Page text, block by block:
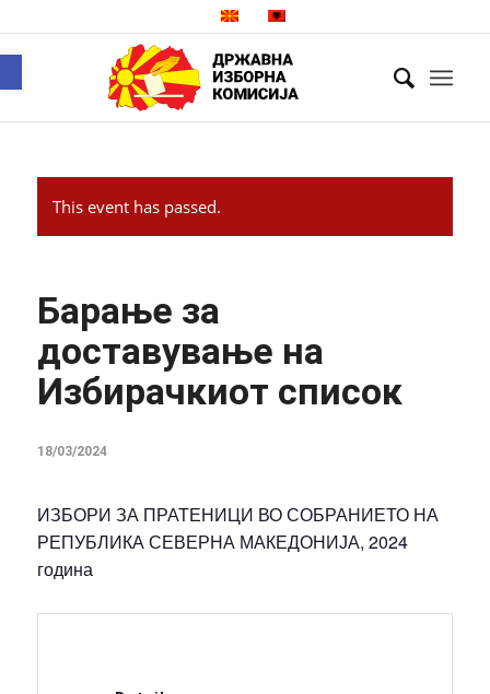
This event has passed.
Барање за
доставување на
Избирачкиот список
18/03/2024
ИЗБОРИ ЗА ПРАТЕНИЦИ ВО СОБРАНИЕТО НА
РЕПУБЛИКА СЕВЕРНА МАКЕДОНИЈА, 2024
година
Open toolbar